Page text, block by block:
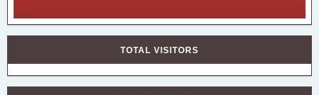
TOTAL VISITORS